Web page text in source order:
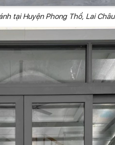
tại Huyện Phong Thổ, Lai Châu